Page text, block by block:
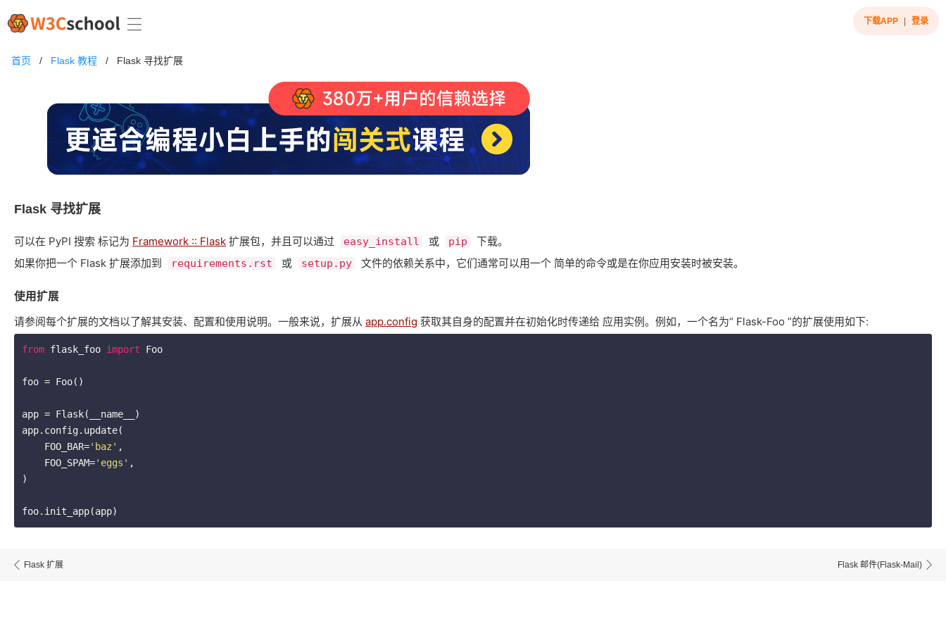
下载APP 登录
首页 / Flask 教程 / Flask 寻找扩展
Flask 寻找扩展
可以在 PyPI 搜索 标记为 Framework :: Flask 扩展包，并且可以通过 ​ easy_install ​ 或 ​ pip
​ 下载。
如果你把一个 Flask 扩展添加到 ​
requirements.rst ​ 或 ​ setup.py ​ 文件的依赖关系中，它们通常可以用一个 简单的命令或是在你应用安装时被安装。
使用扩展
请参阅每个扩展的文档以了解其安装、配置和使用说明。一般来说，扩展从 app.config 获取其自身的配置并在初始化时传递给 应用实例。例如，一个名为“ Flask-Foo ”的扩展使用如下:
from flask_foo import Foo
foo = Foo()
app = Flask(__name__)
app.config.update(
    FOO_BAR=
'baz' ,
    FOO_SPAM=
'eggs' ,
)
Flask 扩展 Flask 邮件(Flask-Mail)